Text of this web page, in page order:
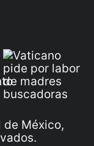
de México,